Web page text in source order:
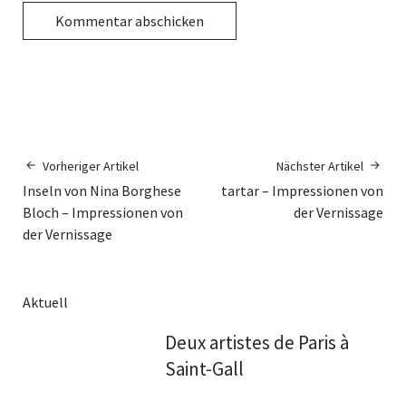
Vorheriger Artikel
Inseln von Nina Borghese
Bloch – Impressionen von
der Vernissage
Nächster Artikel
tartar – Impressionen von
der Vernissage
Aktuell
Deux artistes de Paris à
Saint-Gall